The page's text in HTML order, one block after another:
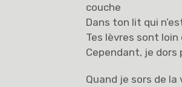
couche
Dans ton lit qui
Tes lèvres sont loin
Cependant, je dors
Quand je sors de la